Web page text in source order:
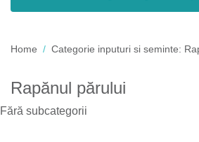
Home Categorie inputuri si seminte:
Rapănul părului
Fără subcategorii